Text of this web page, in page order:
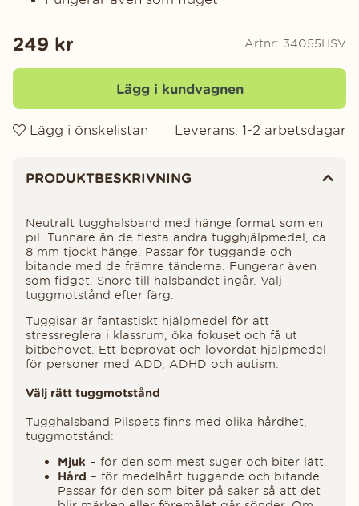
249 kr Artnr: 34055HSV
Lägg i kundvagnen
Lägg i önskelistan Leverans: 1-2 arbetsdagar
PRODUKTBESKRIVNING
Neutralt tugghalsband med hänge format som en
pil. Tunnare än de flesta andra tugghjälpmedel, ca
8 mm tjockt hänge. Passar för tuggande och
bitande med de främre tänderna. Fungerar även
som fidget. Snöre till halsbandet ingår. Välj
tuggmotstånd efter färg.
Tuggisar är fantastiskt hjälpmedel för att
stressreglera i klassrum, öka fokuset och få ut
bitbehovet. Ett beprövat och lovordat hjälpmedel
för personer med ADD, ADHD och autism.
Välj rätt tuggmotstånd
Tugghalsband Pilspets finns med olika hårdhet,
tuggmotstånd:
Mjuk – för den som mest suger och biter lätt.
Hård – för medelhårt tuggande och bitande.
Passar för den som biter på saker så att det